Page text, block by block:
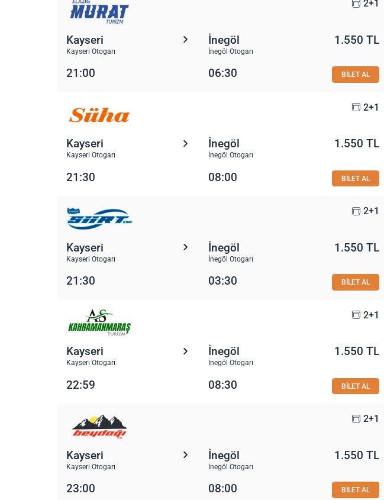
2+1
Kayseri
Kayseri Otogarı
İnegöl
İnegöl Otogarı
1.550 TL
21:00 06:30 BİLET AL
2+1
Kayseri
Kayseri Otogarı
İnegöl
İnegöl Otogarı
1.550 TL
21:30 08:00 BİLET AL
2+1
Kayseri
Kayseri Otogarı
İnegöl
İnegöl Otogarı
1.550 TL
21:30 03:30 BİLET AL
2+1
Kayseri
Kayseri Otogarı
İnegöl
İnegöl Otogarı
1.550 TL
22:59 08:30 BİLET AL
2+1
Kayseri
Kayseri Otogarı
İnegöl
İnegöl Otogarı
1.550 TL
23:00 08:00 BİLET AL